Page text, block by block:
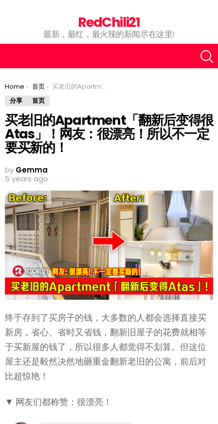
RedChili21
最新，最红，最火辣的新闻尽在这里!
You are here:
Home 首页
买老旧的Apartment「翻新后变得很Atas」！网友：很漂亮！所以不一定要买新的！
分享
首页
买老旧的Apartment「翻新后变得很
Atas」！网友：很漂亮！所以不一定
要买新的！
by Gemma
5 years ago
终于存到了买房子的钱，大多数的人都会选择直接买
新房，省心、省时又省钱，翻新旧屋子的花费就相等
于买新屋的钱了，所以很多人都觉得不划算。但这位
屋主还是毅然决然地砸重金翻新老旧的公寓，前后对
比超惊艳！
▼ 网友们都称赞：很漂亮！